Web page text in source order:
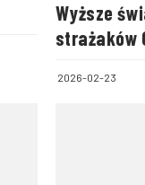
Wyższe
strażaków
2026-02-23